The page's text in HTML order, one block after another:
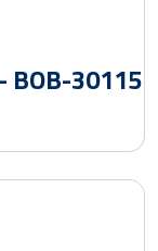
BOB-30115